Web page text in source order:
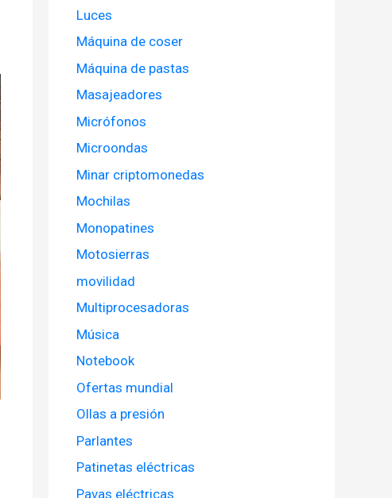
Luces
Máquina de coser
Máquina de pastas
Masajeadores
Micrófonos
Microondas
Minar criptomonedas
Mochilas
Monopatines
Motosierras
movilidad
Multiprocesadoras
Música
Notebook
Ofertas mundial
Ollas a presión
Parlantes
Patinetas eléctricas
Pavas eléctricas